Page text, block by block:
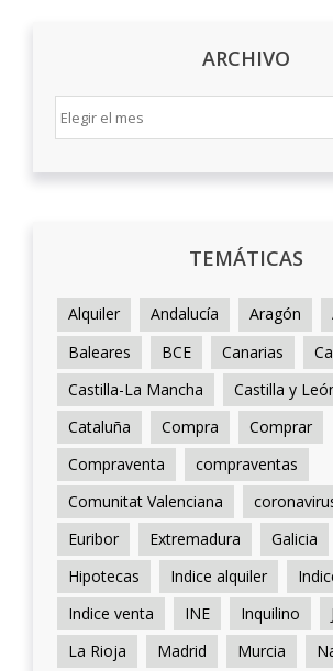
ARCHIVO
ARCHIVO
TEMÁTICAS
Alquiler Andalucía Aragón
Baleares
BCE Canarias
Castilla-La Mancha
Castilla y
Cataluña
Compra
Comprar
Compraventa
compraventas
Comunitat Valenciana
Euribor
Extremadura Galicia
Hipotecas
Indice alquiler
Indice venta
INE Inquilino
La Rioja
Madrid Murcia